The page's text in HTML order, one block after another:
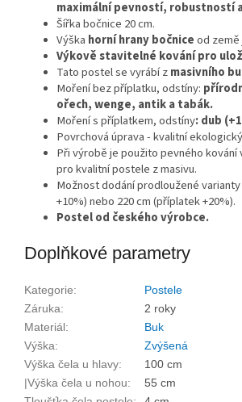
maximální pevností, robustností
Šířka bočnice 20 cm.
Výška horní hrany bočniceod země
Výkově stavitelné kování pro
Tato postel se vyrábí zmasivního
Moření bez příplatku, odstíny:
ořech, wenge, antik a tabák.
Moření s příplatkem, odstíny: dub
Povrchová úprava - kvalitní
Při výrobě je použito pevného kování
pro kvalitní postele z masivu.
Možnost dodání prodloužené
+10%) nebo 220 cm (příplatek +20%).
Postel od českého výrobce.
Doplňkové parametry
Kategorie:
Postele
Záruka:
2 roky
Materiál:
Buk
Výška:
Zvýšená
Výška čela u hlavy:
100 cm
|Výška čela u nohou:
55 cm